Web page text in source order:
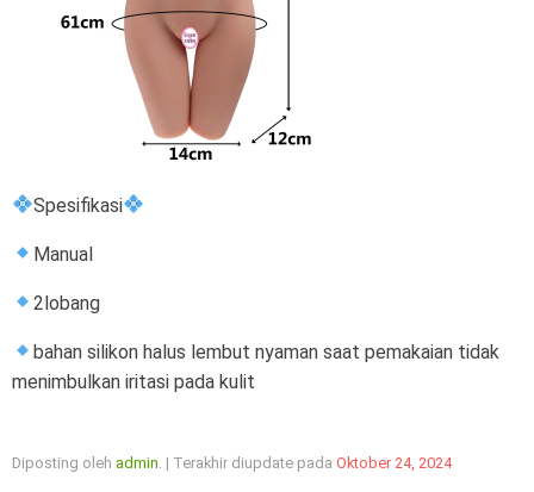
Spesifikasi
Manual
2lobang
bahan silikon halus lembut nyaman saat pemakaian tidak
menimbulkan iritasi pada kulit
Diposting oleh admin . | Terakhir diupdate pada Oktober 24, 2024